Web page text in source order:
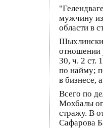
мужчину
области в
Шыхлински
отношении
30, ч. 2 ст.
по найму;
в бизнесе,
Всего по
Мохбалы
стражу. В
Сафарова